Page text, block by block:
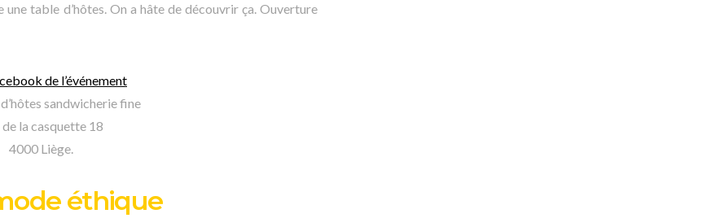
table d’hôtes. On a hâte de découvrir ça. Ouverture
de l’événement
sandwicherie fine
de la casquette 18
4000 Liège.
éthique